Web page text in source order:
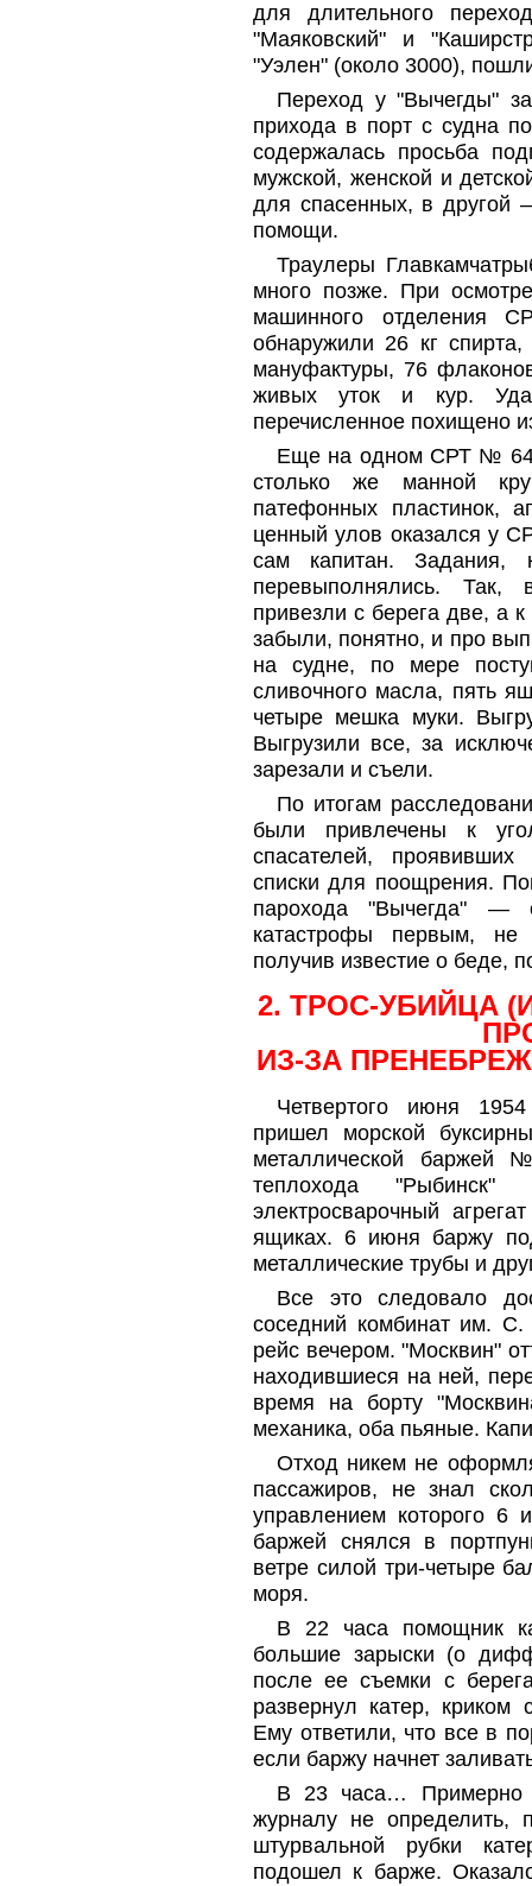
для длительного
"Маяковский" и
"Уэлен" (около 3000),
Переход у "Вычегды"
прихода в порт с судна
содержалась просьба
мужской, женской и
для спасенных, в другой
помощи.
Траулеры
много позже. При
машинного отделения
обнаружили 26 кг
мануфактуры, 76
живых уток и кур.
перечисленное похищено
Еще на одном СРТ №
столько же манной
патефонных пластинок,
ценный улов оказался у
сам капитан. Задания,
перевыполнялись.
привезли с берега две, а
забыли, понятно, и про
на судне, по мере
сливочного масла, пять
четыре мешка муки.
Выгрузили все, за
зарезали и съели.
По итогам
были привлечены к
спасателей, проявивших
списки для поощрения.
парохода "Вычегда" —
катастрофы первым,
получив известие о беде,
2. ТРОС-УБИЙЦА
ИЗ-ЗА
Четвертого июня
пришел морской
металлической
теплохода "Рыбинск"
электросварочный
ящиках. 6 июня баржу
металлические трубы и
Все это следовало
соседний комбинат им.
рейс вечером. "Москвин"
находившиеся на ней,
время на борту
механика, оба пьяные.
Отход никем не
пассажиров, не знал
управлением которого
баржей снялся в
ветре силой три-четыре
моря.
В 22 часа помощник
большие зарыски (о
после ее съемки с
развернул катер,
Ему ответили, что все в
если баржу начнет
В 23 часа… Примерно
журналу не
штурвальной рубки
подошел к барже.